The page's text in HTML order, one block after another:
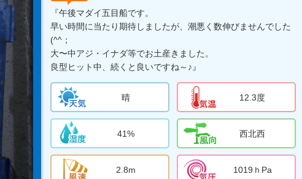
『午後マダイ五目船です。
早い時間に当たり期待しましたが、潮悪く数伸びませんでした
(^^；
大〜中アジ・イナダ等でお土産きました。
良型ヒット中、続くと良いですね～♪』
晴 12.3度
41% 西北西
2.8m 1019ｈPa